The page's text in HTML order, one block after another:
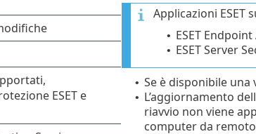
Applicazioni ESET
• ESET
• ESET Server
• Se è disponibile una
• L’aggiornamento
riavvio non viene
computer da remoto